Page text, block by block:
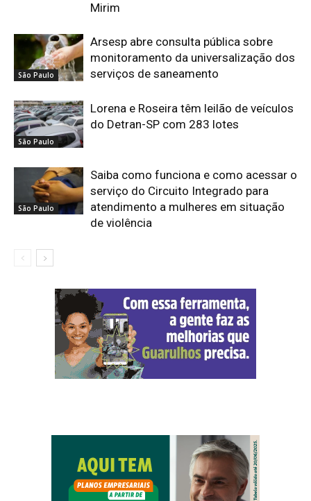
Mirim
São Paulo
Arsesp abre consulta pública sobre
monitoramento da universalização dos
serviços de saneamento
São Paulo
Lorena e Roseira têm leilão de veículos
do Detran-SP com 283 lotes
São Paulo
Saiba como funciona e como acessar o
serviço do Circuito Integrado para
atendimento a mulheres em situação
de violência